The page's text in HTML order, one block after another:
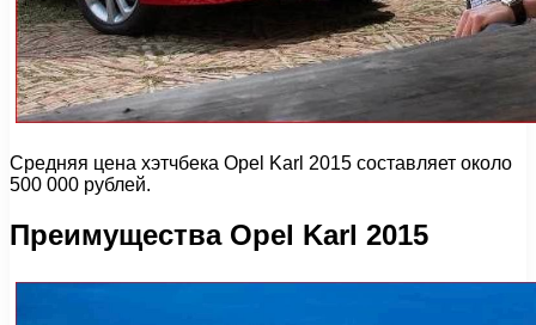
Средняя цена хэтчбека Opel Karl 2015 составляет около
500 000 рублей.
Преимущества Opel Karl 2015